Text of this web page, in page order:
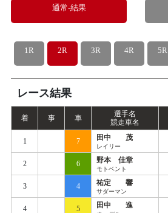
通常-結果
1R 2R 3R 4R 5R
レース結果
着 事 車
選手名
競走車名
1 7 田中 茂
レイリー
2 6 野本 佳章
モトベント
3 4 祐定 響
サダーマン
4 5 田中 進